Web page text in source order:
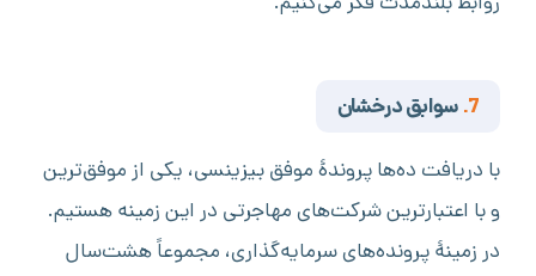
7. سوابق درخشان
با دریافت ده‌ها پروندۀ موفق بیزینسی، یکی از موفق‌ترین
و با اعتبارترین شرکت‌های مهاجرتی در این زمینه هستیم.
در زمینهٔ پرونده‌های سرمایه‌گذاری، مجموعاً هشت‌سال